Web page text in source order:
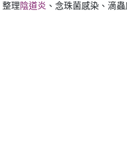
理陰道炎 、念珠菌感染、滴